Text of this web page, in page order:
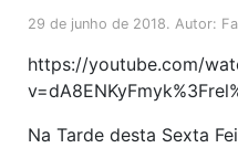
29 de junho de 2018. Autor:
https://youtube.com/
Na Tarde desta Sexta